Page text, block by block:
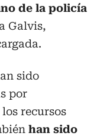
de la policía
Galvis,
sido
por
recursos
han sido